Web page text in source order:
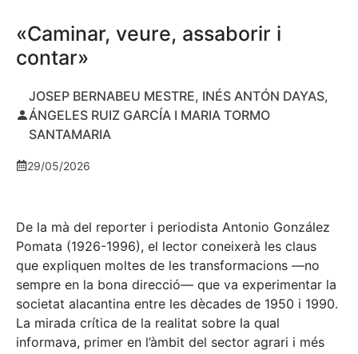
«Caminar, veure, assaborir i
contar»
JOSEP BERNABEU MESTRE, INÉS ANTÓN DAYAS,
ÁNGELES RUIZ GARCÍA I MARIA TORMO
SANTAMARIA
29/05/2026
De la mà del reporter i periodista Antonio González
Pomata (1926-1996), el lector coneixerà les claus
que expliquen moltes de les transformacions —no
sempre en la bona direcció— que va experimentar la
societat alacantina entre les dècades de 1950 i 1990.
La mirada crítica de la realitat sobre la qual
informava, primer en l’àmbit del sector agrari i més